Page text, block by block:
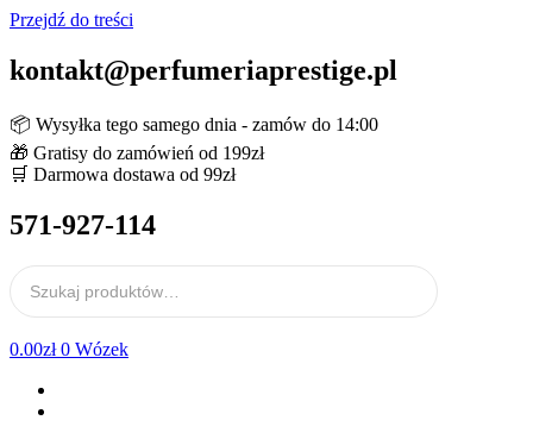
Przejdź do treści
kontakt@perfumeriaprestige.pl
📦 Wysyłka tego samego dnia - zamów do 14:00
🎁 Gratisy do zamówień od 199zł
🛒 Darmowa dostawa od 99zł
571-927-114
0.00zł 0 Wózek